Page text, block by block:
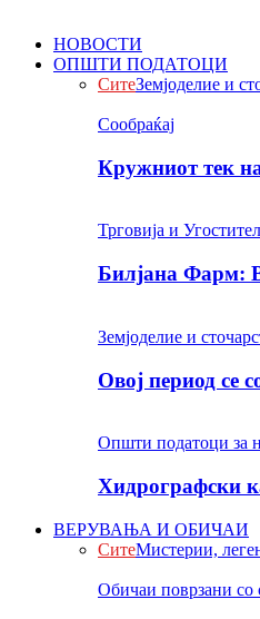
НОВОСТИ
ОПШТИ ПОДАТОЦИ
СитеЗемјоделие и
Сообраќај
Кружниот тек
Трговија и
Билјана Фарм:
Земјоделие и
Овој период се
Општи податоци за
Хидрографски
ВЕРУВАЊА И ОБИЧАИ
СитеМистерии,
Обичаи поврзани со